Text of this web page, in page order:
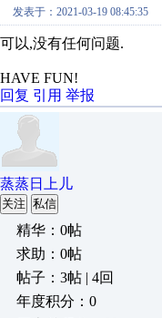
发表于：2021-03-19 08:45:35
可以,没有任何问题.
HAVE FUN!
回复 引用 举报
蒸蒸日上儿
关注 私信
精华：0帖
求助：0帖
帖子：3帖 | 4回
年度积分：0